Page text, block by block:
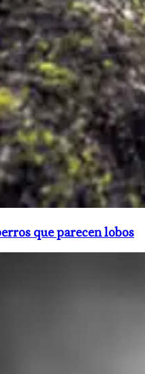
que parecen lobos